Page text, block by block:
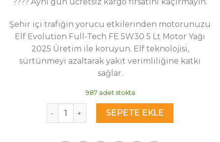
Şehir içi trafiğin yorucu etkilerinden motorunuzu
Elf Evolution Full-Tech FE 5W30 5 Lt Motor Yağı
2025 Üretim ile koruyun. Elf teknolojisi,
sürtünmeyi azaltarak yakıt verimliliğine katkı
sağlar.
987 adet stokta
Elf Evolution Full-Tech FE 5W30 5 Lt Motor
SEPETE EKLE